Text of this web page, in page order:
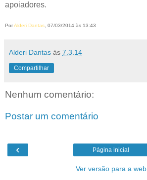
apoiadores.
PorAlderi Dantas, 07/03/2014 às 13:43
Alderi Dantas às 7.3.14
Compartilhar
Nenhum comentário:
Postar um comentário
‹ Página inicial
Ver versão para a web